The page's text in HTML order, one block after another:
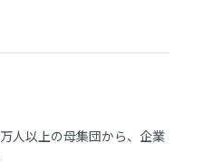
人以上の母集団から、企業